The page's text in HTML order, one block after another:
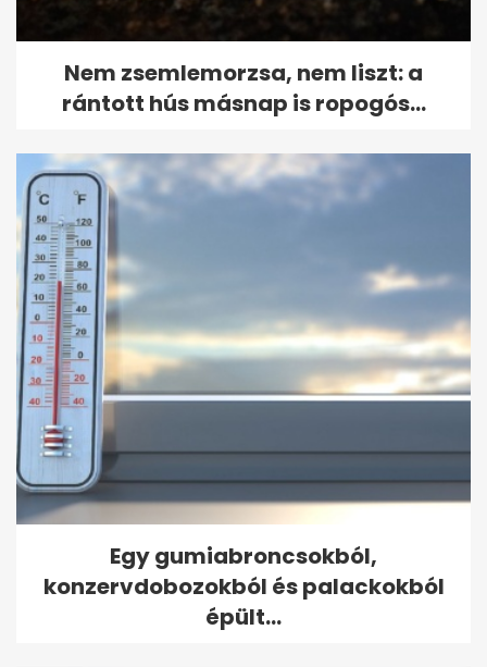
Nem zsemlemorzsa, nem liszt: a
rántott hús másnap is ropogós...
Egy gumiabroncsokból,
konzervdobozokból és palackokból
épült...